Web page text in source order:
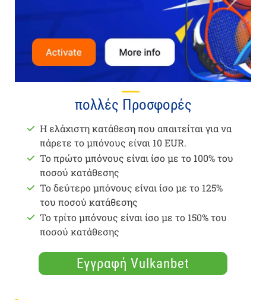
πολλές Προσφορές
Η ελάχιστη κατάθεση που απαιτείται για να
πάρετε το μπόνους είναι 10 EUR.
Το πρώτο μπόνους είναι ίσο με το 100% του
ποσού κατάθεσης
Το δεύτερο μπόνους είναι ίσο με το 125%
του ποσού κατάθεσης
Το τρίτο μπόνους είναι ίσο με το 150% του
ποσού κατάθεσης
Εγγραφή Vulkanbet